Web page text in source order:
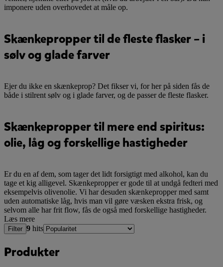
imponere uden overhovedet at måle op.
Skænkepropper til de fleste flasker – i
sølv og glade farver
Ejer du ikke en skænkeprop? Det fikser vi, for her på siden fås de
både i stilrent sølv og i glade farver, og de passer de fleste flasker.
Skænkepropper til mere end spiritus:
olie, låg og forskellige hastigheder
Er du en af dem, som tager det lidt forsigtigt med alkohol, kan du
tage et kig alligevel. Skænkepropper er gode til at undgå fedteri med
eksempelvis olivenolie. Vi har desuden skænkepropper med samt
uden automatiske låg, hvis man vil gøre væsken ekstra frisk, og
selvom alle har frit flow, fås de også med forskellige hastigheder.
Læs mere
Filter 9 hits
Produkter